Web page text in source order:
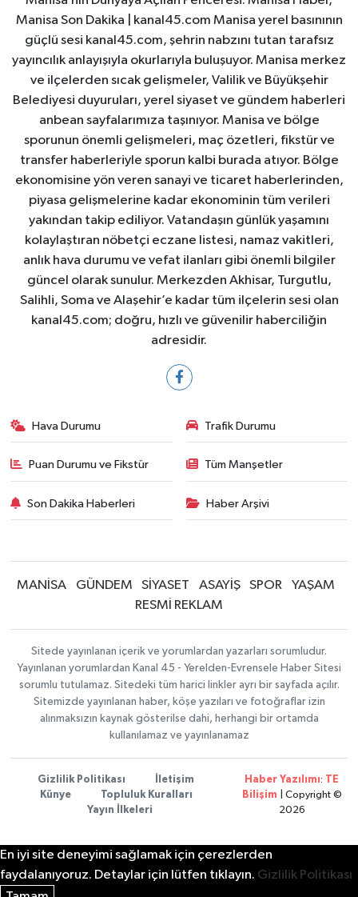
Manisa Son Dakika | kanal45.com Manisa yerel basınının
güçlü sesi kanal45.com, şehrin nabzını tutan tarafsız
yayıncılık anlayışıyla okurlarıyla buluşuyor. Manisa merkez
ve ilçelerden sıcak gelişmeler, Valilik ve Büyükşehir
Belediyesi duyuruları, yerel siyaset ve gündem haberleri
anbean sayfalarımıza taşınıyor. Manisa ve bölge
sporunun önemli gelişmeleri, maç özetleri, fikstür ve
transfer haberleriyle sporun kalbi burada atıyor. Bölge
ekonomisine yön veren sanayi ve ticaret haberlerinden,
piyasa gelişmelerine kadar ekonominin tüm verileri
yakından takip ediliyor. Vatandaşın günlük yaşamını
kolaylaştıran nöbetçi eczane listesi, namaz vakitleri,
anlık hava durumu ve vefat ilanları gibi önemli bilgiler
güncel olarak sunulur. Merkezden Akhisar, Turgutlu,
Salihli, Soma ve Alaşehir’e kadar tüm ilçelerin sesi olan
kanal45.com; doğru, hızlı ve güvenilir haberciliğin
adresidir.
Hava Durumu Trafik Durumu
Puan Durumu ve Fikstür Tüm Manşetler
Son Dakika Haberleri Haber Arşivi
MANİSA GÜNDEM SİYASET ASAYİŞ SPOR
YAŞAM
RESMİ REKLAM
Sitede yayınlanan içerik ve yorumlardan yazarları sorumludur.
Yayınlanan yorumlardan Kanal 45 - Yerelden-Evrensele Haber Sitesi
sorumlu tutulamaz. Sitedeki tüm harici linkler ayrı bir sayfada açılır.
Sitemizde yayınlanan haber, köşe yazıları ve fotoğraflar izin
alınmaksızın kaynak gösterilse dahi, herhangi bir ortamda
kullanılamaz ve yayınlanamaz
Gizlilik Politikası
İletişim
Künye
Topluluk Kuralları
Yayın İlkeleri
Haber Yazılımı: TE
Bilişim | Copyright ©
2026
En iyi site deneyimi sağlamak için çerezlerden
faydalanıyoruz. Detaylar için lütfen tıklayın. Gizlilik Politikası